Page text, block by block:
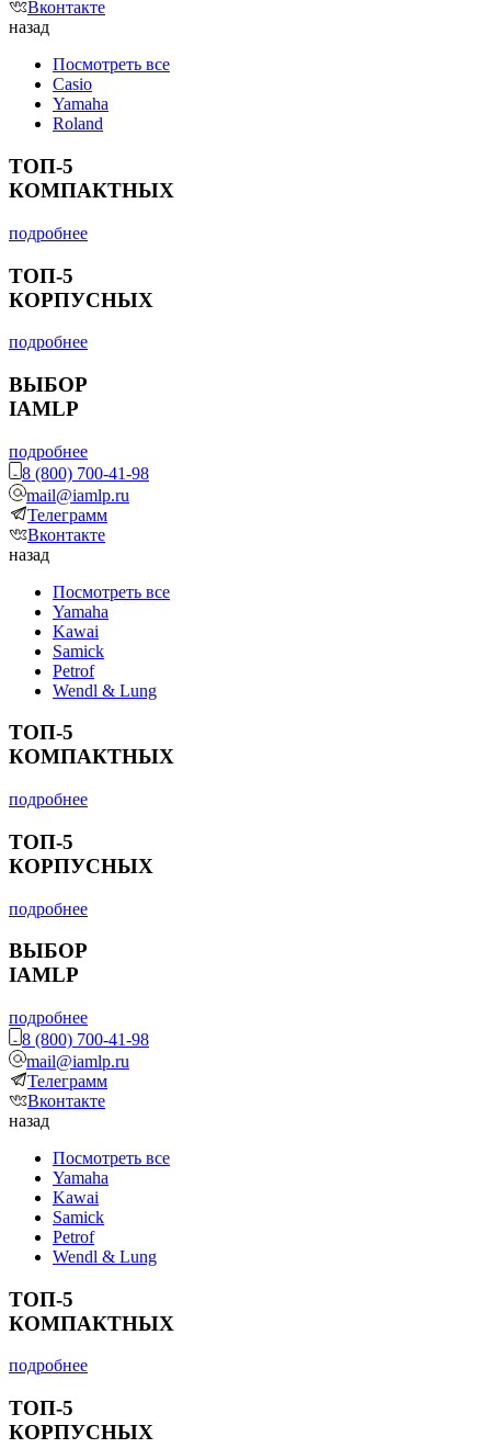
Вконтакте
назад
Посмотреть все
Casio
Yamaha
Roland
ТОП-5
КОМПАКТНЫХ
подробнее
ТОП-5
КОРПУСНЫХ
подробнее
ВЫБОР
IAMLP
подробнее
8 (800) 700-41-98
mail@iamlp.ru
Телеграмм
Вконтакте
назад
Посмотреть все
Yamaha
Kawai
Samick
Petrof
Wendl & Lung
ТОП-5
КОМПАКТНЫХ
подробнее
ТОП-5
КОРПУСНЫХ
подробнее
ВЫБОР
IAMLP
подробнее
8 (800) 700-41-98
mail@iamlp.ru
Телеграмм
Вконтакте
назад
Посмотреть все
Yamaha
Kawai
Samick
Petrof
Wendl & Lung
ТОП-5
КОМПАКТНЫХ
подробнее
ТОП-5
КОРПУСНЫХ